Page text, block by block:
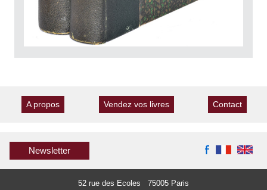
A propos Vendez vos livres Contact
Newsletter
52 rue des Ecoles 75005 Paris